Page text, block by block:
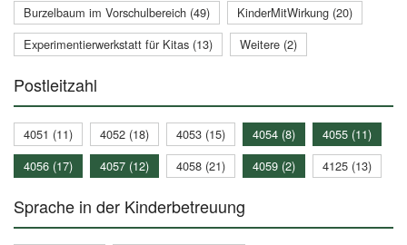
Burzelbaum im Vorschulbereich (49)
KinderMitWirkung (20)
Experimentierwerkstatt für Kitas (13)
Weitere (2)
Postleitzahl
4051 (11) 4052 (18) 4053 (15) 4054 (8)
4055 (11)
4056 (17)
4057 (12) 4058 (21) 4059 (2) 4125 (13)
Sprache in der Kinderbetreuung